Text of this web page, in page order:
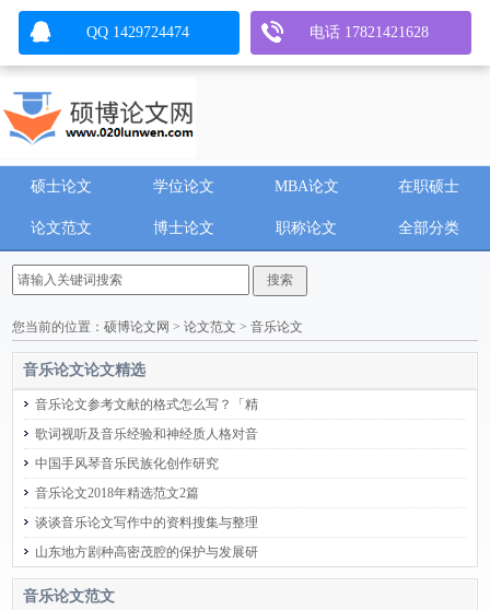
硕士论文 学位论文 MBA论文 在职硕士
论文范文 博士论文 职称论文 全部分类
您当前的位置：硕博论文网 >论文范文 >音乐论文
音乐论文论文精选
音乐论文参考文献的格式怎么写？「精
歌词视听及音乐经验和神经质人格对音
中国手风琴音乐民族化创作研究
音乐论文2018年精选范文2篇
谈谈音乐论文写作中的资料搜集与整理
山东地方剧种高密茂腔的保护与发展研
音乐论文范文
QQ 1429724474 电话 17821421628